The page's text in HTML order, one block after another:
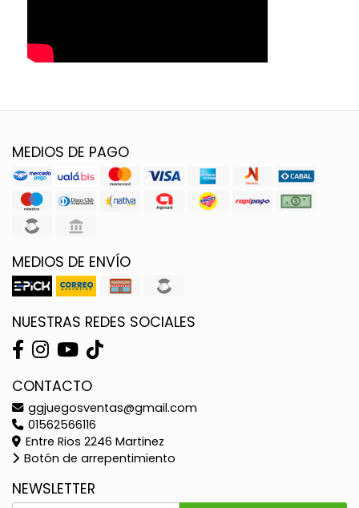
MEDIOS DE PAGO
MEDIOS DE ENVÍO
NUESTRAS REDES SOCIALES
CONTACTO
ggjuegosventas@gmail.com
01562566116
Entre Rios 2246 Martinez
Botón de arrepentimiento
NEWSLETTER